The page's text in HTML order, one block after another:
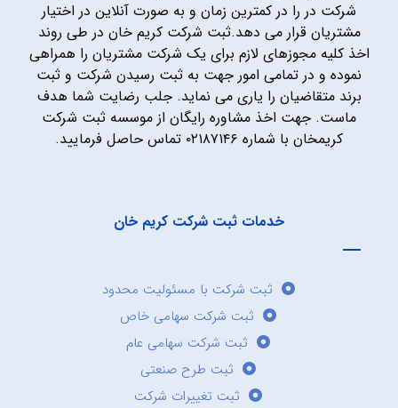
شرکت در را در کمترین زمان و به صورت آنلاین در اختیار
مشتریان قرار می دهد.ثبت شرکت کریم خان در طی روند
اخذ کلیه مجوزهای لازم برای یک شرکت مشتریان را همراهی
نموده و در تمامی امور جهت به ثبت رسیدن شرکت و ثبت
برند متقاضیان را یاری می نماید. جلب رضایت شما هدف
ماست. جهت اخذ مشاوره رایگان از موسسه ثبت شرکت
کریمخان با شماره ۰۲۱۸۷۱۴۶ تماس حاصل فرمایید.
خدمات ثبت شرکت کریم خان
ثبت شرکت با مسئولیت محدود
ثبت شرکت سهامی خاص
ثبت شرکت سهامی عام
ثبت طرح صنعتی
ثبت تغییرات شرکت